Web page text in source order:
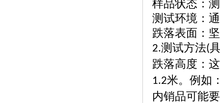
样品状态：
测试环境：
跌落表面：
2.测试方法(
跌落高度：
1.2米。例如
内销品可能